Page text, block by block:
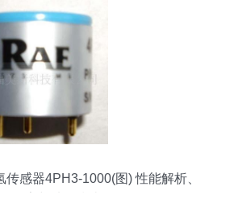
传感器4PH3-1000(图) 性能解析、